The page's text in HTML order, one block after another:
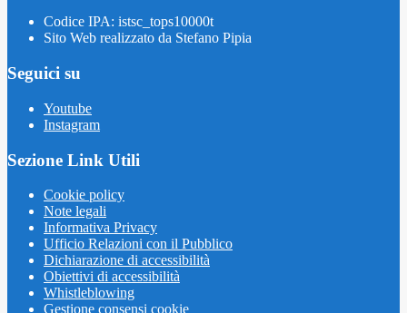
Codice IPA: istsc_tops10000t
Sito Web realizzato da Stefano Pipia
Seguici su
Youtube
Instagram
Sezione Link Utili
Cookie policy
Note legali
Informativa Privacy
Ufficio Relazioni con il Pubblico
Dichiarazione di accessibilità
Obiettivi di accessibilità
Whistleblowing
Gestione consensi cookie